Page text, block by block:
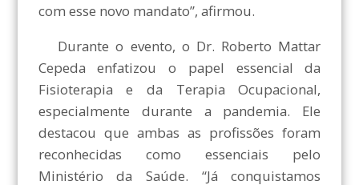
com esse novo mandato”, afirmou.
Durante o evento, o Dr. Roberto Mattar
Cepeda enfatizou o papel essencial da
Fisioterapia e da Terapia Ocupacional,
especialmente durante a pandemia. Ele
destacou que ambas as profissões foram
reconhecidas como essenciais pelo
Ministério da Saúde. “Já conquistamos